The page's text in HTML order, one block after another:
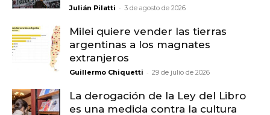
Julián Pilatti - 3 de agosto de 2026
Milei quiere vender las tierras
argentinas a los magnates
extranjeros
Guillermo Chiquetti - 29 de julio de 2026
La derogación de la Ley del Libro
es una medida contra la cultura